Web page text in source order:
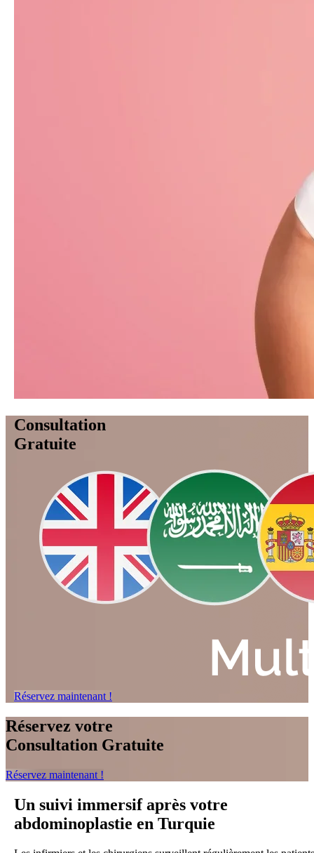
Consultation
Gratuite
Réservez maintenant !
Réservez votre
Consultation Gratuite
Réservez maintenant !
Un suivi immersif après votre
abdominoplastie en Turquie